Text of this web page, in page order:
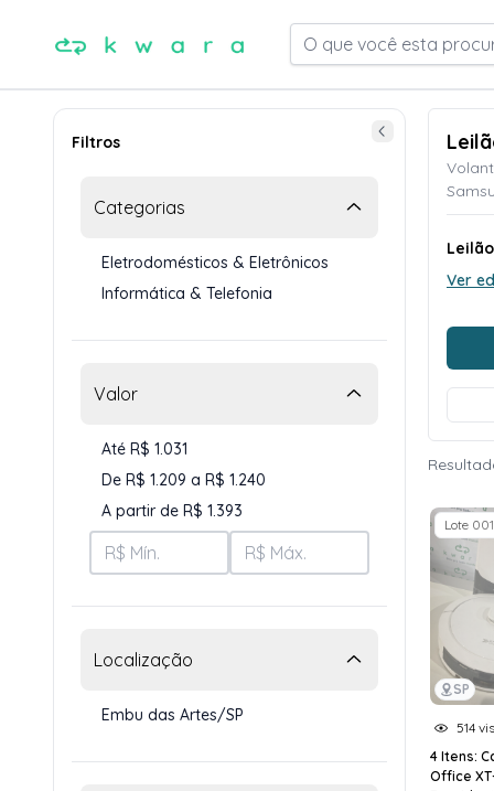
O que você esta
Filtros
Categorias
Eletrodomésticos & Eletrônicos
Informática & Telefonia
Valor
Até R$ 1.031
De R$ 1.209 a R$ 1.240
A partir de R$ 1.393
Localização
Embu das Artes/SP
Ver
SP
Lote 001
514
4 Itens:
Office